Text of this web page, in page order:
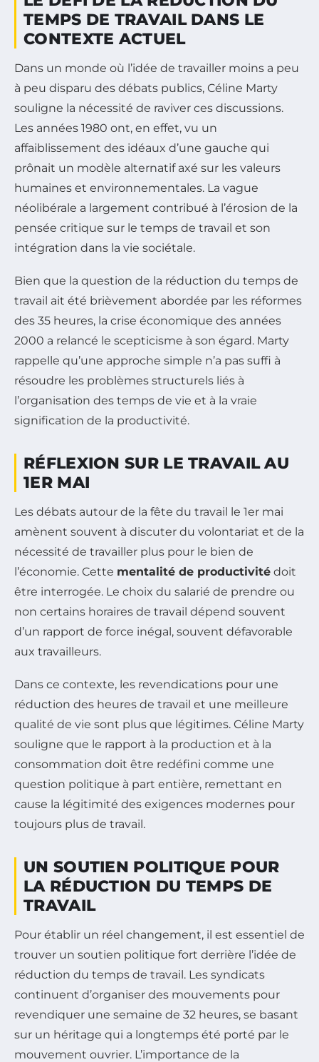
TEMPS DE TRAVAIL DANS LE
CONTEXTE ACTUEL
Dans un monde où l’idée de travailler moins a peu
à peu disparu des débats publics, Céline Marty
souligne la nécessité de raviver ces discussions.
Les années 1980 ont, en effet, vu un
affaiblissement des idéaux d’une gauche qui
prônait un modèle alternatif axé sur les valeurs
humaines et environnementales. La vague
néolibérale a largement contribué à l’érosion de la
pensée critique sur le temps de travail et son
intégration dans la vie sociétale.
Bien que la question de la réduction du temps de
travail ait été brièvement abordée par les réformes
des 35 heures, la crise économique des années
2000 a relancé le scepticisme à son égard. Marty
rappelle qu’une approche simple n’a pas suffi à
résoudre les problèmes structurels liés à
l’organisation des temps de vie et à la vraie
signification de la productivité.
RÉFLEXION SUR LE TRAVAIL AU
1ER MAI
Les débats autour de la fête du travail le 1er mai
amènent souvent à discuter du volontariat et de la
nécessité de travailler plus pour le bien de
l’économie. Cette mentalité de productivité doit
être interrogée. Le choix du salarié de prendre ou
non certains horaires de travail dépend souvent
d’un rapport de force inégal, souvent défavorable
aux travailleurs.
Dans ce contexte, les revendications pour une
réduction des heures de travail et une meilleure
qualité de vie sont plus que légitimes. Céline Marty
souligne que le rapport à la production et à la
consommation doit être redéfini comme une
question politique à part entière, remettant en
cause la légitimité des exigences modernes pour
toujours plus de travail.
UN SOUTIEN POLITIQUE POUR
LA RÉDUCTION DU TEMPS DE
TRAVAIL
Pour établir un réel changement, il est essentiel de
trouver un soutien politique fort derrière l’idée de
réduction du temps de travail. Les syndicats
continuent d’organiser des mouvements pour
revendiquer une semaine de 32 heures, se basant
sur un héritage qui a longtemps été porté par le
mouvement ouvrier. L’importance de la